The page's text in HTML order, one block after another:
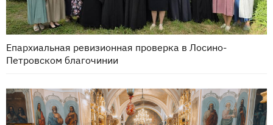
Епархиальная ревизионная проверка в Лосино-
Петровском благочинии